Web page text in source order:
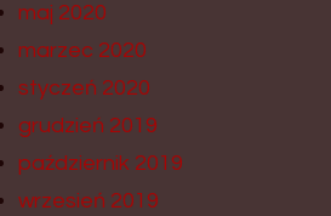
maj 2020
marzec 2020
styczeń 2020
grudzień 2019
październik 2019
wrzesień 2019